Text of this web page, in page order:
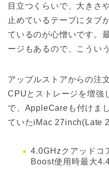
目立つくらいで、大きさ
止めているテープにタブ
ているのが心憎いです。
ージもあるので、こうい
アップルストアからの注
CPUとストレージを増強
で、AppleCareも付けま
ていたiMac 27inch(Late
4.0GHzクアッド
Boost使用時最大